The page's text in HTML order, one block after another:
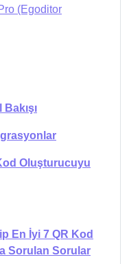
(Egoditor
Oluşturucuyu
En İyi 7 QR Kod
Sorulan Sorular